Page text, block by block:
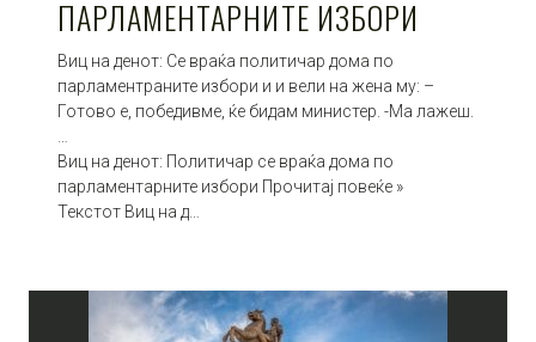
ПАРЛАМЕНТАРНИТЕ ИЗБОРИ
Виц на денот: Се враќа политичар дома по
парламентраните избори и и вели на жена му: –
Готово е, победивме, ќе бидам министер. -Ма лажеш.
Виц на денот: Политичар се враќа дома по
парламентарните избори Прочитај повеќе »
Текстот Виц на д…